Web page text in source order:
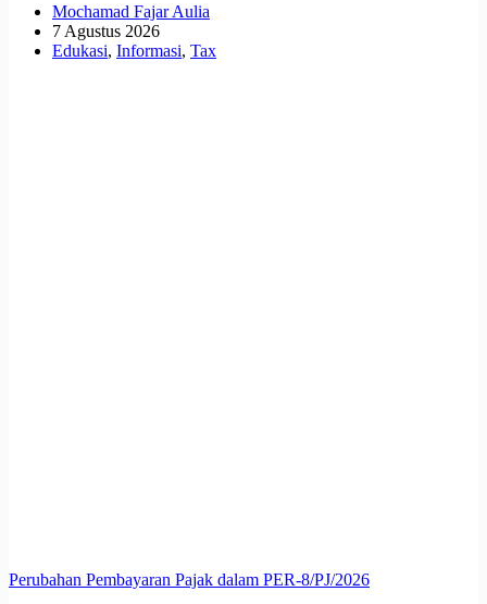
Mochamad Fajar Aulia
7 Agustus 2026
Edukasi, Informasi, Tax
Perubahan Pembayaran Pajak dalam PER-8/PJ/2026